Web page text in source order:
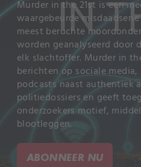
Murder in the 21st is een
waargebeurde
meest beruchte
worden geanalyseerd door
elk slachtoffer. Murder in
berichten op sociale media,
podcasts naast authentiek
politiedossiers en geeft
onderzoekers motief,
blootleggen.
ABONNEER NU